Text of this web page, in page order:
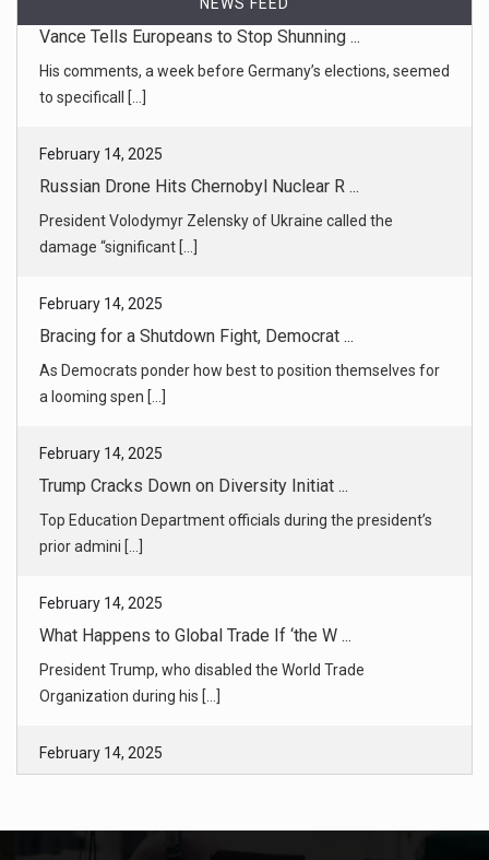
Russian Drone Hits Chernobyl Nuclear R ...
damage “significant [...]
Bracing for a Shutdown Fight, Democrat ...
a looming spen [...]
Trump Cracks Down on Diversity Initiat ...
prior admini [...]
What Happens to Global Trade If ‘the W ...
Organization during his [...]
Trump’s Tariffs Could Worsen Europe’s ...
and dampen [...]
Whiskey Offers Window Into the Pain of ...